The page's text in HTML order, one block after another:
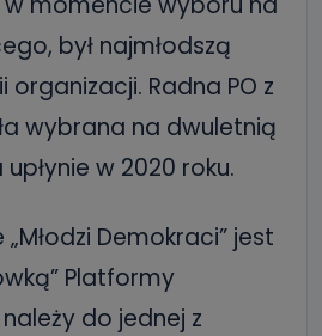
był najmłodszą
Radna PO z
wybrana na dwuletnią
w 2020 roku.
Demokraci” jest
Platformy
do jednej z